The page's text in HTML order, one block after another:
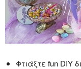
Φτιάξτε fun DIY